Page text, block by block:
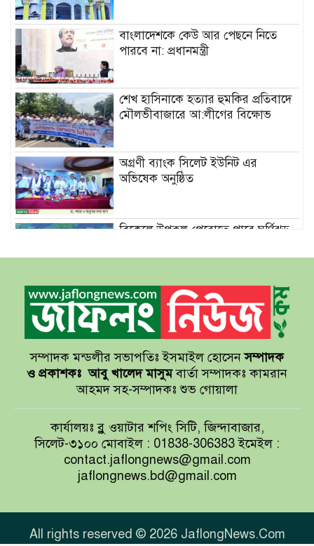
বাংলাদেশকে কেউ আর পেছনে নিতে
পারবে না: প্রধানমন্ত্রী
শেখ হাসিনাকে হত্যার হুমকির প্রতিবাদে
মৌলভীবাজারে আ:লীগের বিক্ষোভ
অগ্রণী ব্যাংক সিলেট ইউনিট এর
অভিষেক অনুষ্ঠিত
বিকেলে উপকূল পেরোতে পারে ঘূর্ণিঝড়
সেন্টমার্টিনের সব হোটেল-মোটেল-
রিসোর্টকে আশ্রয়কেন্দ্র ঘোষণা
বাখমুত পুনরুদ্ধারের দাবি ইউক্রেনের
আয়ারল্যান্ডের রানের পাহাড় টপকে
টাইগারদের জয়
সুখবর দিলেন জয়া আহসান
সম্পাদক মন্ডলীর সভাপতিঃ ইসমাইল হোসেনসম্পাদক
ও প্রকাশকঃ আবু খালেদ মাসুমবার্তা সম্পাদকঃ কামরান
আহমদ সহ-সম্পাদকঃ শুভ গোয়ালা
কার্যালয়ঃ ব্লু ওয়াটার শপিং সিটি, জিন্দাবাজার,
সিলেট-৩১০০ মোবাইল : 01838-306383 ইমেইল :
contact.jaflongnews@gmail.com
jaflongnews.bd@gmail.com
All rights reserved © 2026 JaflongNews.Com